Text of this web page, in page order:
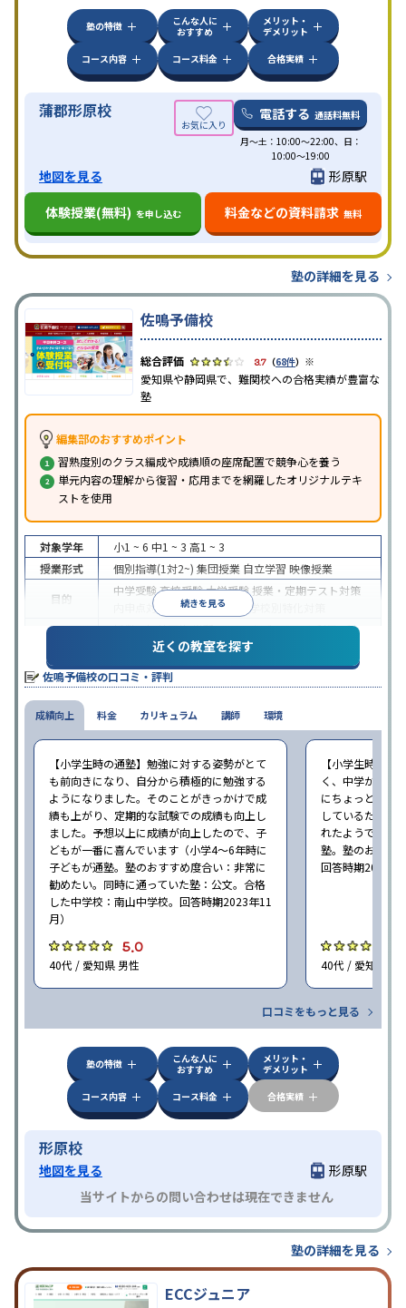
塾の特徴
こんな人に
おすすめ
メリット・
デメリット
コース内容
コース料金 合格実績
蒲郡形原校 電話する 通話料無料
月〜土：10:00〜22:00、日：
10:00〜19:00
地図を見る
形原駅
体験授業(無料) を申し込む 料金などの資料請求 無料
塾の詳細を見る
佐鳴予備校
3.7 （68件） ※
愛知県や静岡県で、難関校への合格実績が豊富な
塾
編集部のおすすめポイント
習熟度別のクラス編成や成績順の座席配置で競争心を養う
単元内容の理解から復習・応用までを網羅したオリジナルテキ
ストを使用
続きを見る
対象学年 小1 ~ 6 中1 ~ 3 高1 ~ 3
授業形式
個別指導(1対2~) 集団授業 自立学習 映像授業
目的
中学受験高校受験大学受験 授業・定期テスト対策
内申点対策
学習習慣の定着
学校別特化対策
授業の振替可能学習にPC・タブレットを利用1科
目から受講可能季節講習のみの受講可
※2023年10月調査。小学校高学年の集団塾アンケート調査方法を参照
近くの教室を探す
佐鳴予備校の口コミ・評判
成績向上
【小学生時の通塾】勉強に対する姿勢がとて
も前向きになり、自分から積極的に勉強する
ようになりました。そのことがきっかけで成
績も上がり、定期的な試験での成績も向上し
ました。予想以上に成績が向上したので、子
どもが一番に喜んでいます（小学4〜6年時に
子どもが通塾。塾のおすすめ度合い：非常に
勧めたい。同時に通っていた塾：公文。合格
した中学校：南山中学校。回答時期2023年11
月）
5.0
40代 / 愛知県 男性
【小学生時の通
く、中学から始
にちょっと通い
しているため、
れたようでした
塾。塾のおすす
回答時期2023年
40代 / 愛知県 男
口コミをもっと見る
料金 カリキュラム 講師 環境
塾の特徴
こんな人に
おすすめ
メリット・
デメリット
コース内容
コース料金 合格実績
形原校
地図を見る
形原駅
当サイトからの問い合わせは現在できません
塾の詳細を見る
ECCジュニア